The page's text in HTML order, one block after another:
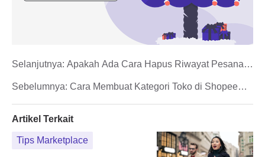
Sebelumnya: Cara Membuat Kategori Toko di Shopee
Selanjutnya: Apakah Ada Cara Hapus Riwayat Pesanan
Artikel Terkait
Tips Marketplace